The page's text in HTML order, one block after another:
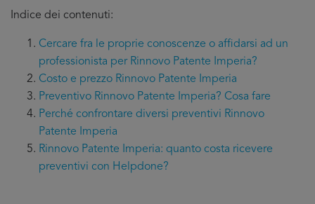
Indice dei contenuti:
Cercare fra le proprie conoscenze o affidarsi ad un
professionista per Rinnovo Patente Imperia?
Costo e prezzo Rinnovo Patente Imperia
Preventivo Rinnovo Patente Imperia? Cosa fare
Perché confrontare diversi preventivi Rinnovo
Patente Imperia
Rinnovo Patente Imperia: quanto costa ricevere
preventivi con Helpdone?